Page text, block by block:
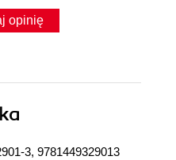
opinię
3, 9781449329013